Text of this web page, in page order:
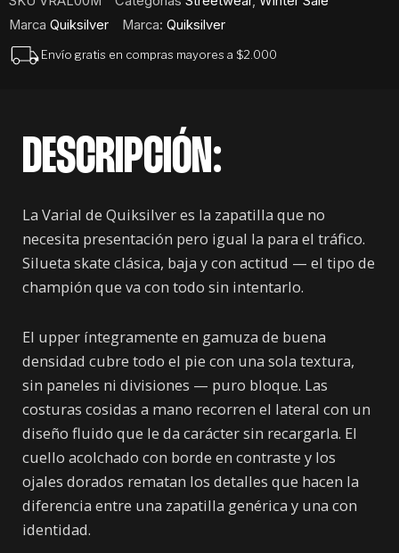
Marca Quiksilver Marca: Quiksilver
Envío gratis en compras mayores a $2.000
DESCRIPCIÓN:
La Varial de Quiksilver es la zapatilla que no
necesita presentación pero igual la para el tráfico.
Silueta skate clásica, baja y con actitud — el tipo de
champión que va con todo sin intentarlo.
El upper íntegramente en gamuza de buena
densidad cubre todo el pie con una sola textura,
sin paneles ni divisiones — puro bloque. Las
costuras cosidas a mano recorren el lateral con un
diseño fluido que le da carácter sin recargarla. El
cuello acolchado con borde en contraste y los
ojales dorados rematan los detalles que hacen la
diferencia entre una zapatilla genérica y una con
identidad.